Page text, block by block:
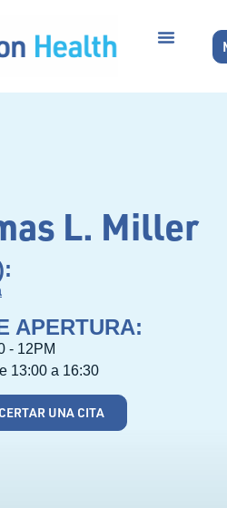
L. Miller
APERTURA:
- 12PM
13:00 a 16:30
UNA CITA